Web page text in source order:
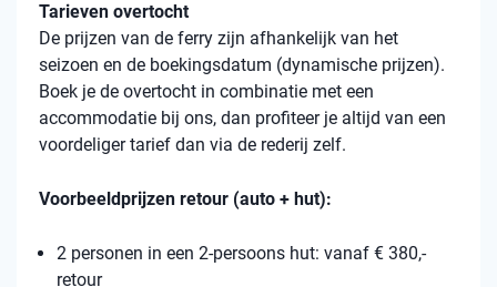
Tarieven overtocht
De prijzen van de ferry zijn afhankelijk van het
seizoen en de boekingsdatum (dynamische prijzen).
Boek je de overtocht in combinatie met een
accommodatie bij ons, dan profiteer je altijd van een
voordeliger tarief dan via de rederij zelf.
Voorbeeldprijzen retour (auto + hut):
2 personen in een 2-persoons hut: vanaf € 380,-
retour